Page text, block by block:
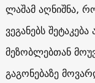
ლაშამ აღნიშნა,
ვეგანებს
მეზობლებთან
გაგონებაზე